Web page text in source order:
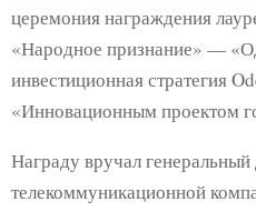
церемония награждения
«Народное признание» —
инвестиционная стратегия
«Инновационным проектом
Награду вручал генеральный
телекоммуникационной